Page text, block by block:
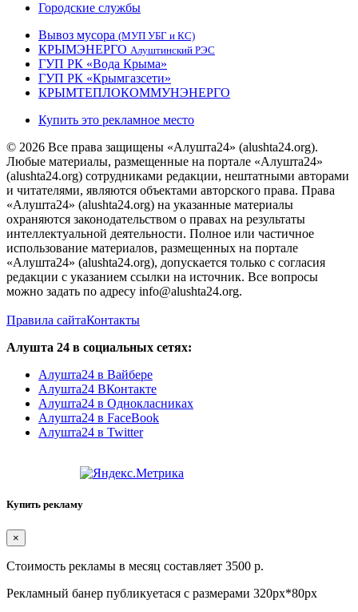
Городские службы
Вывоз мусора (МУП УБГ и КС)
КРЫМЭНЕРГО Алуштинский РЭС
ГУП РК «Вода Крыма»
ГУП РК «Крымгазсети»
КРЫМТЕПЛОКОММУНЭНЕРГО
Купить это рекламное место
© 2026 Все права защищены «Алушта24» (alushta24.org).
Любые материалы, размещенные на портале «Алушта24»
(alushta24.org) сотрудниками редакции, нештатными авторами
и читателями, являются объектами авторского права. Права
«Алушта24» (alushta24.org) на указанные материалы
охраняются законодательством о правах на результаты
интеллектуальной деятельности. Полное или частичное
использование материалов, размещенных на портале
«Алушта24» (alushta24.org), допускается только с согласия
редакции с указанием ссылки на источник. Все вопросы
можно задать по адресу info@alushta24.org.
Правила сайтаКонтакты
Алушта 24 в социальных сетях:
Алушта24 в Вайбере
Алушта24 ВКонтакте
Алушта24 в Однокласниках
Алушта24 в FaceBook
Алушта24 в Twitter
Купить рекламу
×
Стоимость рекламы в месяц составляет 3500 р.
Рекламный банер публикуетася с размерами 320px*80px